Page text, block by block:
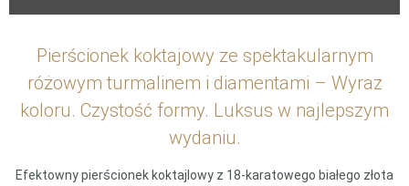
Pierścionek koktajowy ze spektakularnym
różowym turmalinem i diamentami – Wyraz
koloru. Czystość formy. Luksus w najlepszym
wydaniu.
Efektowny pierścionek koktajlowy z 18-karatowego białego złota